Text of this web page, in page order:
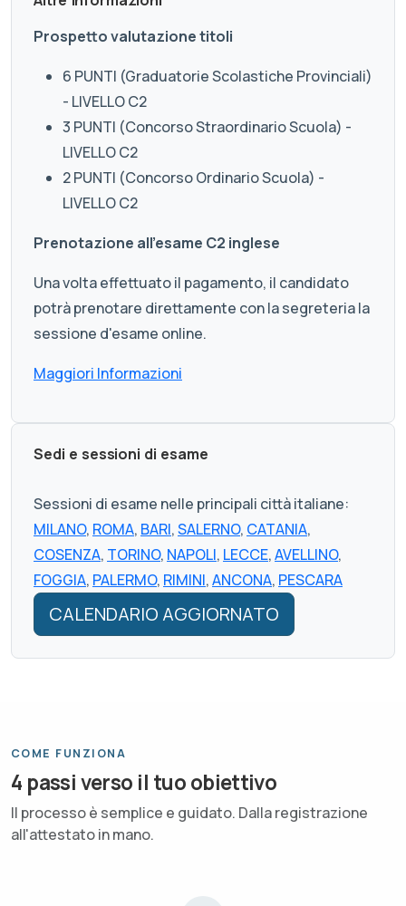
Prospetto valutazione titoli
6 PUNTI (Graduatorie Scolastiche Provinciali)
- LIVELLO C2
3 PUNTI (Concorso Straordinario Scuola) -
LIVELLO C2
2 PUNTI (Concorso Ordinario Scuola) -
LIVELLO C2
Prenotazione all'esame C2 inglese
Una volta effettuato il pagamento, il candidato
potrà prenotare direttamente con la segreteria la
sessione d'esame online.
Maggiori Informazioni
Sedi e sessioni di esame
Sessioni di esame nelle principali città italiane:
MILANO, ROMA, BARI,SALERNO, CATANIA,
COSENZA, TORINO, NAPOLI, LECCE,AVELLINO,
FOGGIA, PALERMO, RIMINI,ANCONA, PESCARA
CALENDARIO AGGIORNATO
COME FUNZIONA
4 passi verso il tuo obiettivo
Il processo è semplice e guidato. Dalla registrazione
all'attestato in mano.